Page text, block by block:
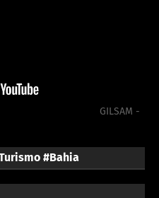
GILSAM -
#Bahia